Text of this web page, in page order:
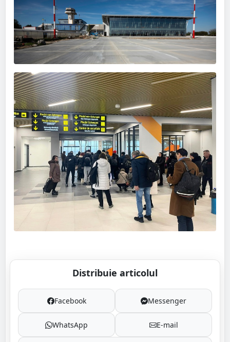
Distribuie articolul
Facebook Messenger
WhatsApp E-mail